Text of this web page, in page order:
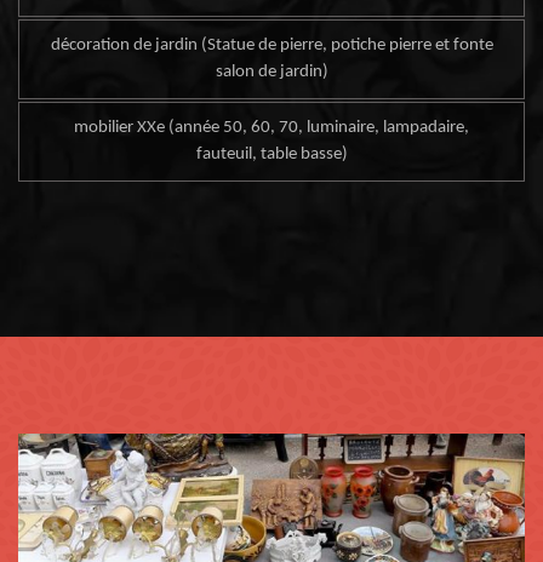
décoration de jardin (Statue de pierre, potiche pierre et fonte
salon de jardin)
mobilier XXe (année 50, 60, 70, luminaire, lampadaire,
fauteuil, table basse)